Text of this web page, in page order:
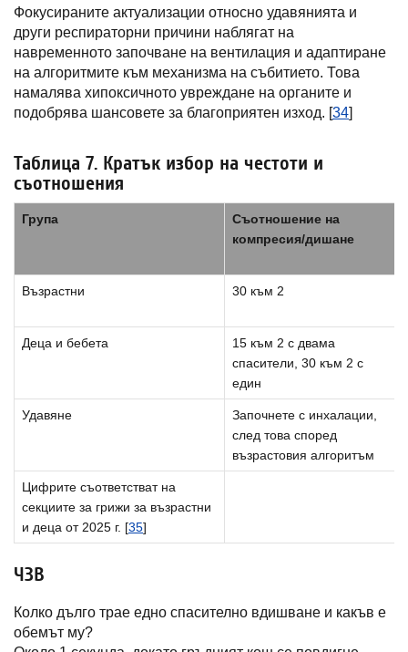
Фокусираните актуализации относно удавянията и
други респираторни причини наблягат на
навременното започване на вентилация и адаптиране
на алгоритмите към механизма на събитието. Това
намалява хипоксичното увреждане на органите и
подобрява шансовете за благоприятен изход. [34]
Таблица 7. Кратък избор на честоти и
съотношения
Група
Съотношение на
компресия/дишане
Възрастни 30 към 2
Деца и бебета
15 към 2 с двама
спасители, 30 към 2 с
един
Удавяне
Започнете с инхалации,
след това според
възрастовия алгоритъм
Цифрите съответстват на
секциите за грижи за възрастни
и деца от 2025 г. [35]
ЧЗВ
Колко дълго трае едно спасително вдишване и какъв е
обемът му?